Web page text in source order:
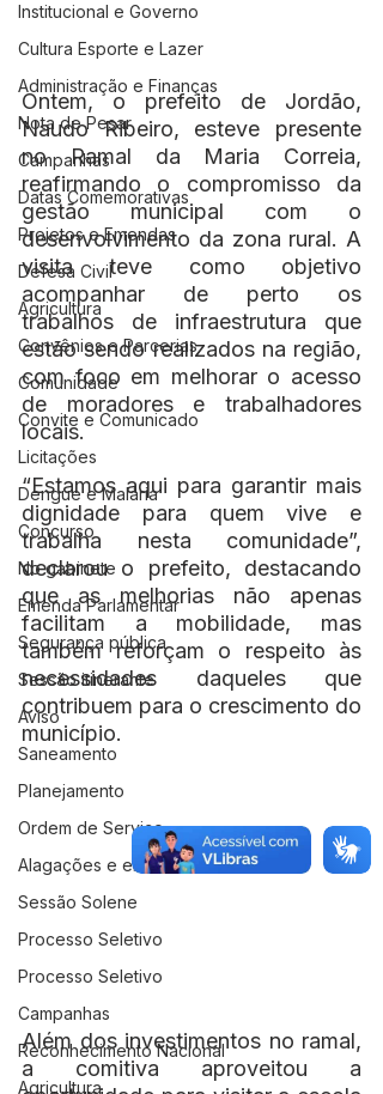
Institucional e Governo
Cultura Esporte e Lazer
Administração e Finanças
Nota de Pesar
Campanhas
Datas Comemorativas
Projetos e Emendas
Defesa Civil
Agricultura
Convênios e Parcerias
Comunidade
Convite e Comunicado
Licitações
Dengue e Malária
Concurso
No gabinete
Emenda Parlamentar
Segurança pública
Sessão itinerante
Aviso
Saneamento
Planejamento
Ordem de Serviço
Alagações e enchentes
Sessão Solene
Processo Seletivo
Processo Seletivo
Campanhas
Reconhecimento Nacional
Agricultura
Ontem, o prefeito de Jordão,
Naudo Ribeiro, esteve presente
no Ramal da Maria Correia,
reafirmando o compromisso da
gestão municipal com o
desenvolvimento da zona rural. A
visita teve como objetivo
acompanhar de perto os
trabalhos de infraestrutura que
estão sendo realizados na região,
com foco em melhorar o acesso
de moradores e trabalhadores
locais.
“Estamos aqui para garantir mais
dignidade para quem vive e
trabalha nesta comunidade”,
declarou o prefeito, destacando
que as melhorias não apenas
facilitam a mobilidade, mas
também reforçam o respeito às
necessidades daqueles que
contribuem para o crescimento do
município.
Além dos investimentos no ramal,
a comitiva aproveitou a